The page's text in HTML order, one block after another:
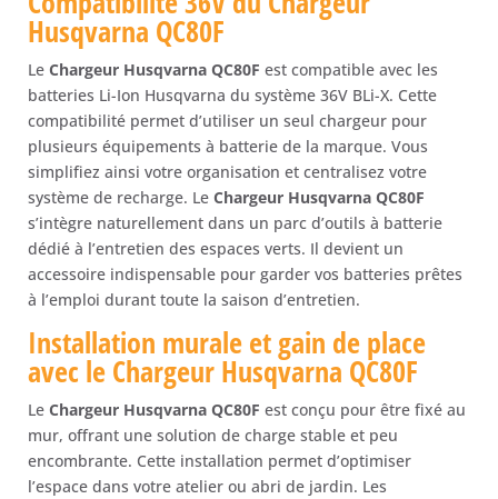
Husqvarna QC80F
Le Chargeur Husqvarna QC80F est compatible avec les
batteries Li-Ion Husqvarna du système 36V BLi-X. Cette
compatibilité permet d’utiliser un seul chargeur pour
plusieurs équipements à batterie de la marque. Vous
simplifiez ainsi votre organisation et centralisez votre
système de recharge. Le Chargeur Husqvarna QC80F
s’intègre naturellement dans un parc d’outils à batterie
dédié à l’entretien des espaces verts. Il devient un
accessoire indispensable pour garder vos batteries prêtes
à l’emploi durant toute la saison d’entretien.
Installation murale et gain de place
avec le Chargeur Husqvarna QC80F
Le Chargeur Husqvarna QC80F est conçu pour être fixé au
mur, offrant une solution de charge stable et peu
encombrante. Cette installation permet d’optimiser
l’espace dans votre atelier ou abri de jardin. Les